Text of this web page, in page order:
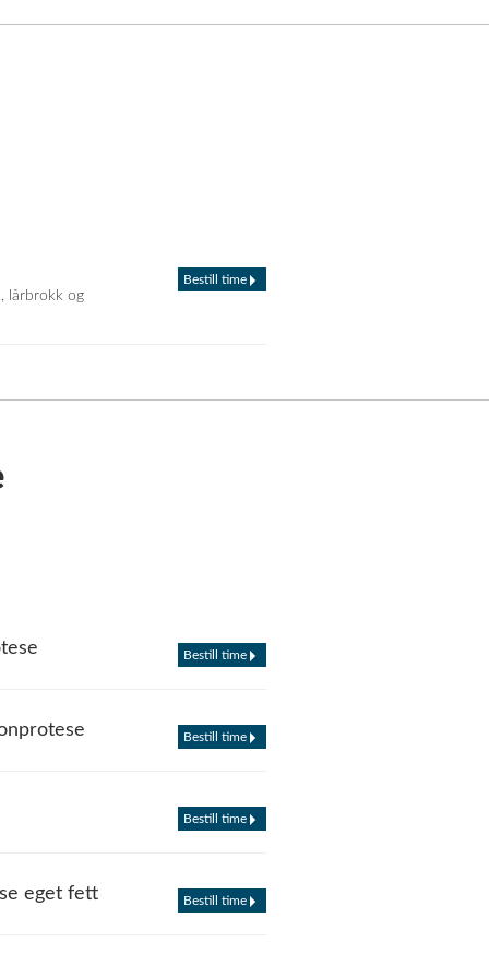
lårbrokk og
Bestill time
Bestill time
Bestill time
Bestill time
eget fett Bestill time